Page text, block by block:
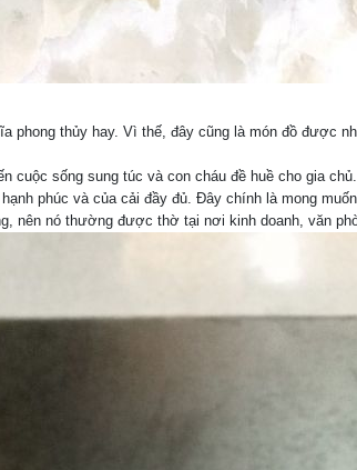
phong thủy hay. Vì thế, đây cũng là món đồ được
cuộc sống sung túc và con cháu đề huề cho gia chủ.
phúc và của cải đầy đủ. Đây chính là mong
nó thường được thờ tại nơi kinh doanh, văn